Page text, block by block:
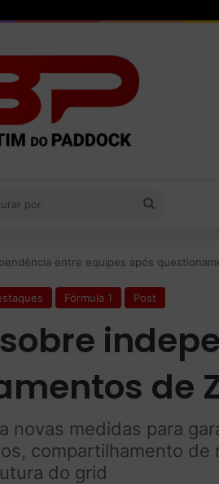
entre equipes após
Fórmula 1 Post
de
novas medidas para
compartilhamento
do grid